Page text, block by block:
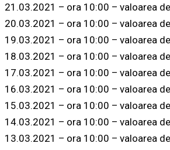
21.03.2021 – ora 10:00 – valoarea
20.03.2021 – ora 10:00 – valoarea
19.03.2021 – ora 10:00 – valoarea
18.03.2021 – ora 10:00 – valoarea
17.03.2021 – ora 10:00 – valoarea
16.03.2021 – ora 10:00 – valoarea
15.03.2021 – ora 10:00 – valoarea
14.03.2021 – ora 10:00 – valoarea
13.03.2021 – ora 10:00 – valoarea